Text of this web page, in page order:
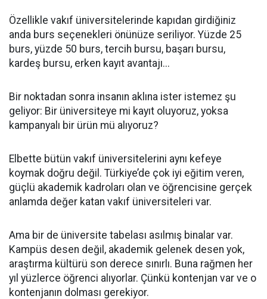
Özellikle vakıf üniversitelerinde kapıdan girdiğiniz
anda burs seçenekleri önünüze seriliyor. Yüzde 25
burs, yüzde 50 burs, tercih bursu, başarı bursu,
kardeş bursu, erken kayıt avantajı...
Bir noktadan sonra insanın aklına ister istemez şu
geliyor: Bir üniversiteye mi kayıt oluyoruz, yoksa
kampanyalı bir ürün mü alıyoruz?
Elbette bütün vakıf üniversitelerini aynı kefeye
koymak doğru değil. Türkiye’de çok iyi eğitim veren,
güçlü akademik kadroları olan ve öğrencisine gerçek
anlamda değer katan vakıf üniversiteleri var.
Ama bir de üniversite tabelası asılmış binalar var.
Kampüs desen değil, akademik gelenek desen yok,
araştırma kültürü son derece sınırlı. Buna rağmen her
yıl yüzlerce öğrenci alıyorlar. Çünkü kontenjan var ve o
kontenjanın dolması gerekiyor.